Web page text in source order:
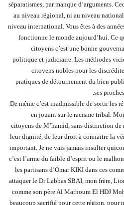
séparatismes, par manque d’arguments.
au niveau régional, ni au niveau
niveau international. Vous êtes à des
fonctionne le monde aujourd’hui. Ce
citoyens c’est une bonne
politique et judiciaire. Les méthodes
citoyens nobles pour les
pratiques de détournement du bien
ses
De même c’est inadmissible de sortir les
en jouant sur le racisme tribal.
citoyens de M’hamid, sans distinction de
leur dignité, de leur droit à connaitre la
important. Je ne vais jamais insulter
c’est l’arme du faible d’esprit ou le
les partisans d’Omar KIKI dans ces
attaquer le Dr Labbas SBAI, mon frère,
comme son père Al Marhoum El HDJ
beaucoup sacrifié pour cette région, pour